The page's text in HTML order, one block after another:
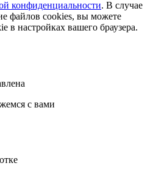
конфиденциальности. В случае
файлов cookies, вы можете
в настройках вашего браузера.
с вами